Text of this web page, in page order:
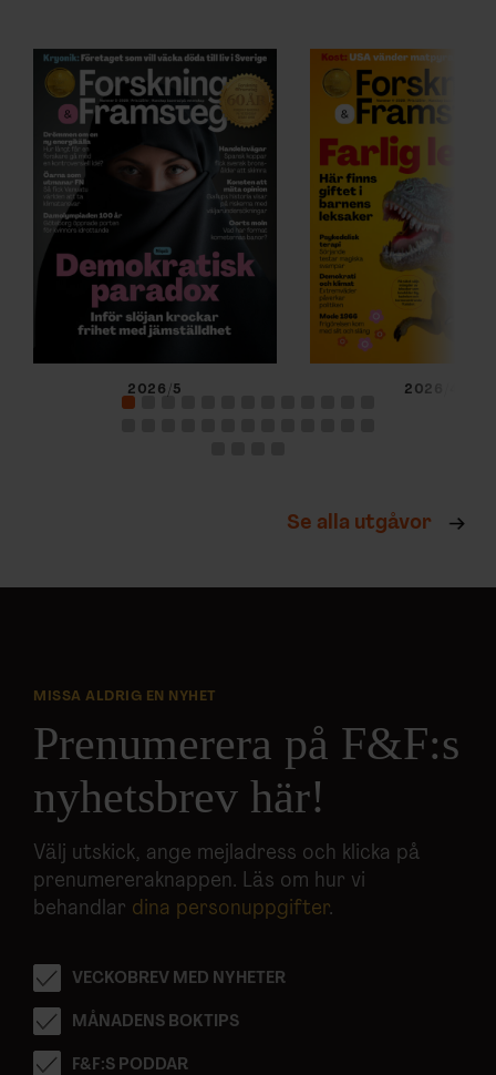
2026/5 2026/4
Se alla utgåvor
MISSA ALDRIG EN NYHET
Prenumerera på F&F:s
nyhetsbrev här!
Välj utskick, ange mejladress och klicka på
prenumereraknappen. Läs om hur vi
behandlar dina personuppgifter.
VECKOBREV MED NYHETER
MÅNADENS BOKTIPS
F&F:S PODDAR